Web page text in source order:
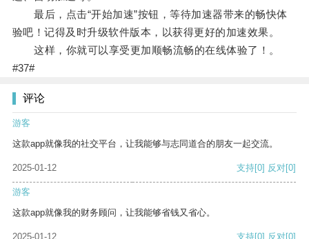
最后，点击“开始加速”按钮，等待加速器带来的畅快体
验吧！记得及时升级软件版本，以获得更好的加速效果。
这样，你就可以享受更加顺畅流畅的在线体验了！。
#37#
评论
游客
这款app就像我的社交平台，让我能够与志同道合的朋友一起交流。
2025-01-12 支持[0] 反对[0]
游客
这款app就像我的财务顾问，让我能够省钱又省心。
2025-01-12 支持[0] 反对[0]